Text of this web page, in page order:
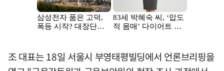
조 대표는 18일 서울시 부영태평빌딩에서 언론브리핑을